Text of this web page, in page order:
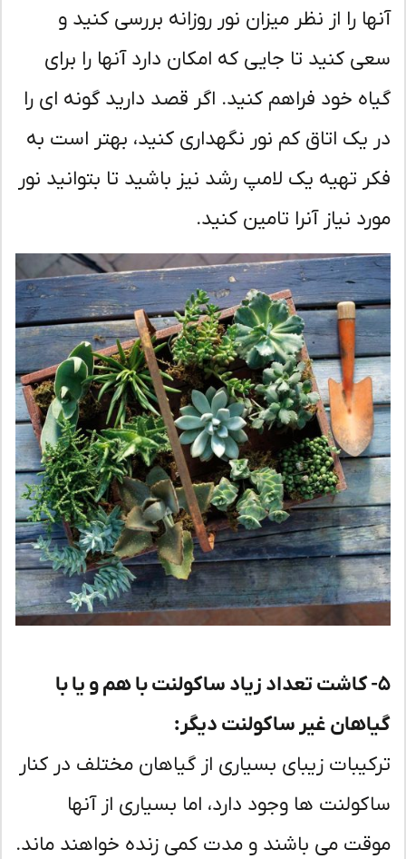
را از نظر میزان نور روزانه بررسی کنید و
کنید تا جایی که امکان دارد آنها را برای
خود فراهم کنید. اگر قصد دارید گونه ای را
یک اتاق کم نور نگهداری کنید، بهتر است به
تهیه یک لامپ رشد نیز باشید تا بتوانید نور
نیاز آنرا تامین کنید.
کاشت تعداد زیاد ساکولنت با هم و یا با
غیر ساکولنت دیگر:
زیبای بسیاری از گیاهان مختلف در کنار
ها وجود دارد، اما بسیاری از آنها
می باشند و مدت کمی زنده خواهند ماند.